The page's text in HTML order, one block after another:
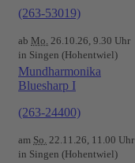
(263-53019)
ab Mo. 26.10.26, 9.30 Uhr
in Singen (Hohentwiel)
Mundharmonika
Bluesharp I
(263-24400)
am So. 22.11.26, 11.00 Uhr
in Singen (Hohentwiel)